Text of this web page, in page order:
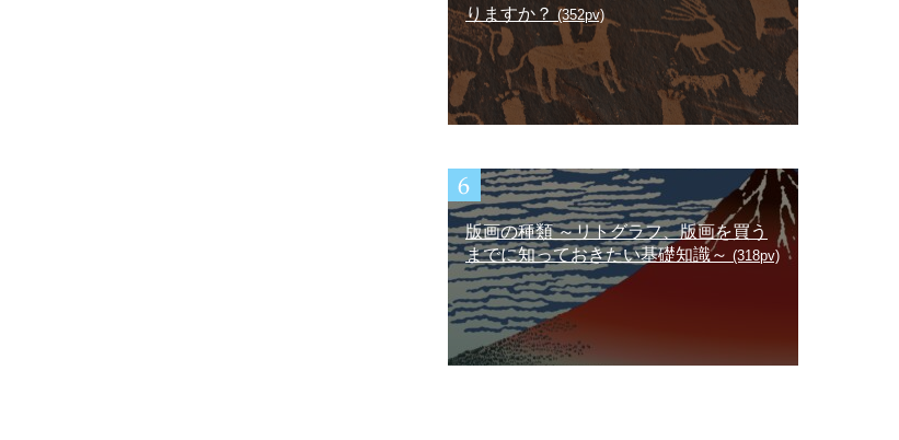
りますか？ (352pv)
版画の種類 ～リトグラフ、版画を買う
までに知っておきたい基礎知識～ (318pv)